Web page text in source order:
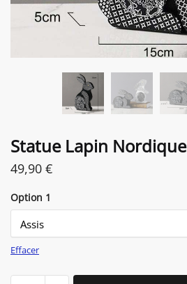
Statue Lapin Nordique
49,90 €
Option 1
Effacer